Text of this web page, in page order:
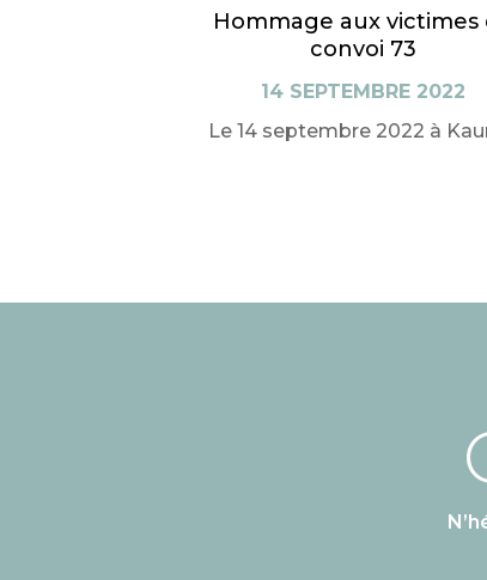
Hommage aux victimes
convoi 73
14 SEPTEMBRE 2022
Le 14 septembre 2022 à